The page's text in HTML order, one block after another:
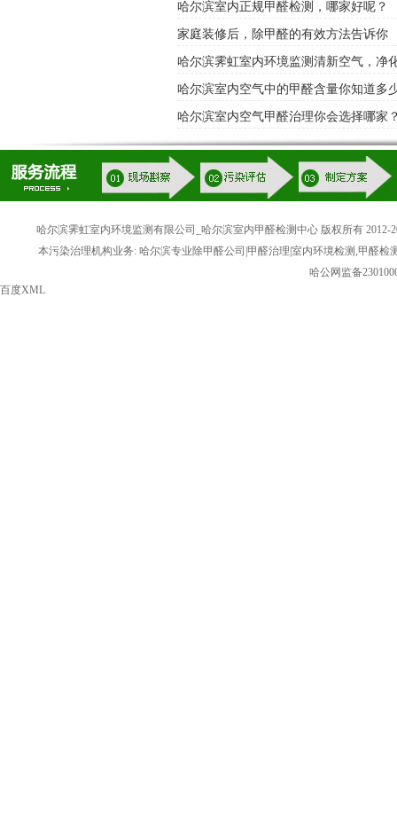
哈尔滨室内正规甲醛检测，哪家好呢？
家庭装修后，除甲醛的有效方法告诉你
哈尔滨霁虹室内环境监测清新空气，净
哈尔滨室内空气中的甲醛含量你知道多
哈尔滨室内空气甲醛治理你会选择哪家
哈尔滨霁虹室内环境监测有限公司_哈尔滨室内甲醛检测中心 版权所有 2012-
本污染治理机构业务: 哈尔滨专业除甲醛公司|甲醛治理|室内环境检测,甲醛
哈公网监备
百度XML